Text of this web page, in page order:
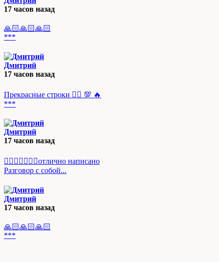
17 часов назад
🙏🏻🙏🏻🙏🏻
***
Дмитрий
17 часов назад
Прекрасные строки 👍🏻 💯 🔥
***
Дмитрий
17 часов назад
👌🏻👍🏻💯💯💯отлично написано
Разговор с собой...
Дмитрий
17 часов назад
🙏🏻🙏🏻🙏🏻
***